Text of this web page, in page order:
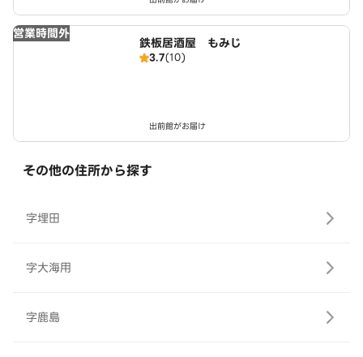
営業時間外
鉄板居酒屋 もみじ
3.7(10)
出前館がお届け
その他の住所から探す
字埋田
字大海用
字鹿島